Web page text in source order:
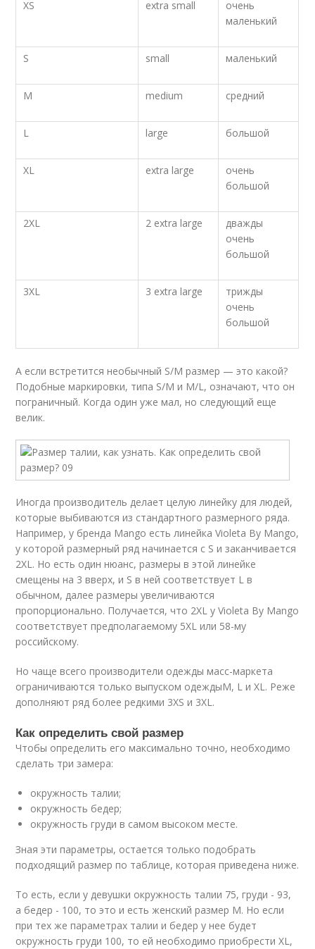
XS extra small
очень
маленький
S small маленький
M medium средний
L large большой
XL extra large
очень
большой
2XL 2 extra large
дважды
очень
большой
3XL 3 extra large
трижды
очень
большой
А если встретится необычный S/М размер — это какой?
Подобные маркировки, типа S/M и M/L, означают, что он
пограничный. Когда один уже мал, но следующий еще
велик.
Иногда производитель делает целую линейку для людей,
которые выбиваются из стандартного размерного ряда.
Например, у бренда Mango есть линейка Violeta By Mango,
у которой размерный ряд начинается с S и заканчивается
2XL. Но есть один нюанс, размеры в этой линейке
смещены на 3 вверх, и S в ней соответствует L в
обычном, далее размеры увеличиваются
пропорционально. Получается, что 2XL у Violeta By Mango
соответствует предполагаемому 5XL или 58-му
российскому.
Но чаще всего производители одежды масс-маркета
ограничиваются только выпуском одеждыМ, L и XL. Реже
дополняют ряд более редкими 3XS и 3XL.
Как определить свой размер
Чтобы определить его максимально точно, необходимо
сделать три замера:
окружность талии;
окружность бедер;
окружность груди в самом высоком месте.
Зная эти параметры, остается только подобрать
подходящий размер по таблице, которая приведена ниже.
То есть, если у девушки окружность талии 75, груди - 93,
а бедер - 100, то это и есть женский размер М. Но если
при тех же параметрах талии и бедер у нее будет
окружность груди 100, то ей необходимо приобрести XL,